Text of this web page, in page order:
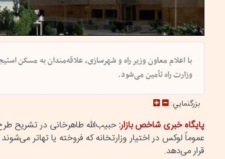
با اعلام معاون وزیر راه و شهرسازی، علاقه‌مندان به مسکن
وزارت راه تأمین می‌شود.
بزرگنمايي:
پایگاه خبری شاخص بازار: حبیب‌الله طاهرخانی در تشریح
قرار می‌دهد.